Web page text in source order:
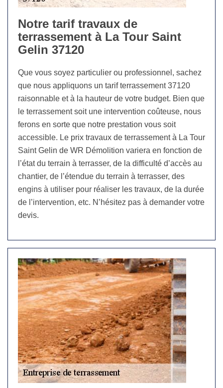
Notre tarif travaux de
terrassement à La Tour Saint
Gelin 37120
Que vous soyez particulier ou professionnel, sachez
que nous appliquons un tarif terrassement 37120
raisonnable et à la hauteur de votre budget. Bien que
le terrassement soit une intervention coûteuse, nous
ferons en sorte que notre prestation vous soit
accessible. Le prix travaux de terrassement à La Tour
Saint Gelin de WR Démolition variera en fonction de
l’état du terrain à terrasser, de la difficulté d’accès au
chantier, de l’étendue du terrain à terrasser, des
engins à utiliser pour réaliser les travaux, de la durée
de l’intervention, etc. N’hésitez pas à demander votre
devis.